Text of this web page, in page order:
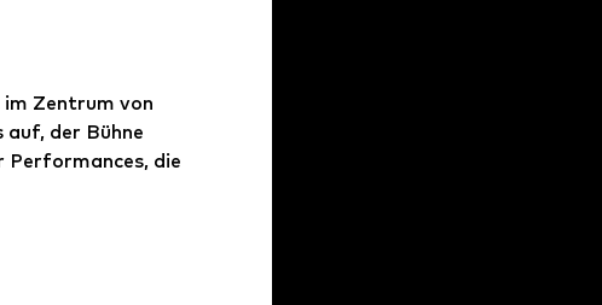
Zentrum von
auf, der Bühne
die